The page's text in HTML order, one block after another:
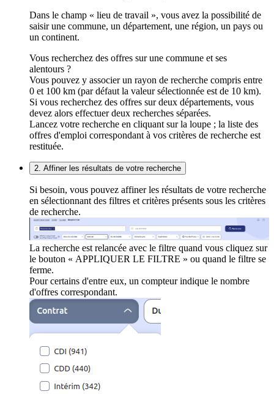
Dans le champ « lieu de travail », vous avez la possibilité de
saisir une commune, un département, une région, un pays ou
un continent.
Vous recherchez des offres sur une commune et ses
alentours ?
Vous pouvez y associer un rayon de recherche compris entre
0 et 100 km (par défaut la valeur sélectionnée est de 10 km).
Si vous recherchez des offres sur deux départements, vous
devez alors effectuer deux recherches séparées.
Lancez votre recherche en cliquant sur la loupe ; la liste des
offres d'emploi correspondant à vos critères de recherche est
restituée.
2. Affiner les résultats de votre recherche
Si besoin, vous pouvez affiner les résultats de votre recherche
en sélectionnant des filtres et critères présents sous les critères
de recherche.
La recherche est relancée avec le filtre quand vous cliquez sur
le bouton « APPLIQUER LE FILTRE » ou quand le filtre se
ferme.
Pour certains d'entre eux, un compteur indique le nombre
d'offres correspondant.